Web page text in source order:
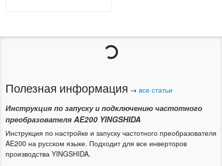
Загрузка...
Полезная информация → все статьи
Инструкция по запуску и подключению частотного
преобразователя AE200 YINGSHIDA
Инструкция по настройке и запуску частотного преобразователя
AE200 на русском языке. Подходит для все инверторов
производства YINGSHIDA.